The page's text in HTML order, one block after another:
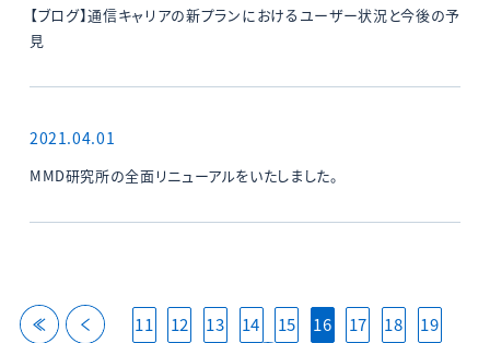
【ブログ】通信キャリアの新プランにおけるユーザー状況と今後の予
見
2021.04.01
MMD研究所の全面リニューアルをいたしました。
back back11 12 13 14 15 16 17 18
19